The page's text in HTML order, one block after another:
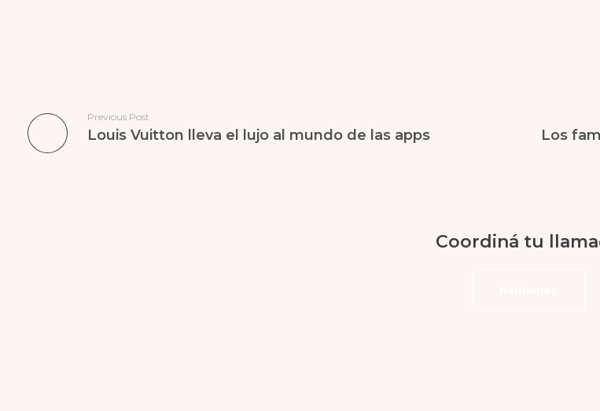
Previous Post
Louis Vuitton lleva el lujo al mundo de las apps
Coordiná tu